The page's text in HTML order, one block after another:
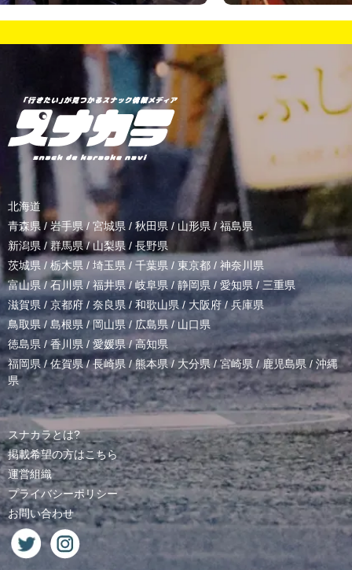
北海道
青森県 / 岩手県/ 宮城県 / 秋田県 / 山形県/ 福島県
新潟県 /群馬県/山梨県 / 長野県
茨城県 / 栃木県 / 埼玉県 / 千葉県 / 東京都 / 神奈川県
富山県 /石川県/福井県/岐阜県 / 静岡県 / 愛知県 / 三重県
滋賀県 / 京都府 / 奈良県 / 和歌山県/ 大阪府 /兵庫県
鳥取県/ 島根県 /岡山県/ 広島県 / 山口県
徳島県 /香川県 / 愛媛県/高知県
福岡県/佐賀県/長崎県 /熊本県/ 大分県/宮崎県 /鹿児島県 / 沖縄
県
スナカラとは?
掲載希望の方はこちら
運営組織
プライバシーポリシー
お問い合わせ